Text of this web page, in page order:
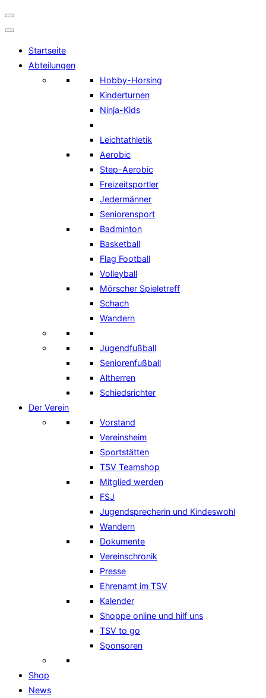
Navigation
umschalten
Startseite
Abteilungen
Hobby-Horsing
Kinderturnen
Ninja-Kids
Leichtathletik
Aerobic
Step-Aerobic
Freizeitsportler
Jedermänner
Seniorensport
Badminton
Basketball
Flag Football
Volleyball
Mörscher Spieletreff
Schach
Wandern
Jugendfußball
Seniorenfußball
Altherren
Schiedsrichter
Der Verein
Vorstand
Vereinsheim
Sportstätten
TSV Teamshop
Mitglied werden
FSJ
Jugendsprecherin und Kindeswohl
Wandern
Dokumente
Vereinschronik
Presse
Ehrenamt im TSV
Kalender
Shoppe online und hilf uns
TSV to go
Sponsoren
Shop
News